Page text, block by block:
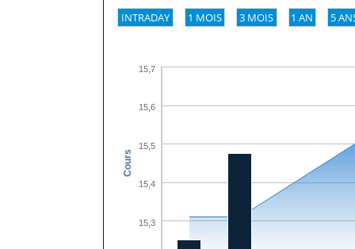
INTRADAY 1 MOIS 3 MOIS 1 AN 5
Cours
15,3
15,4
15,5
15,6
15,7